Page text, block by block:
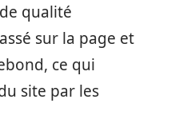
qualité
sur la page et
ce qui
site par les